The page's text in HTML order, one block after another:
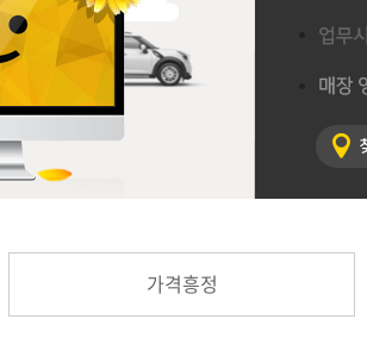
가격흥정